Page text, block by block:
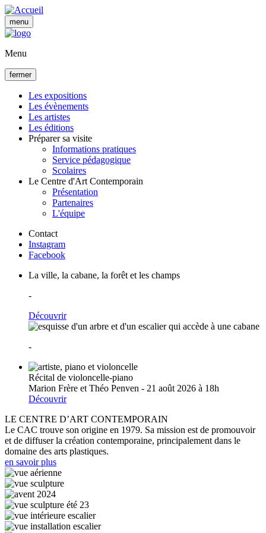
Aller
au
contenu
menu
Menu
fermer
Navigation
principale
Les expositions
Les évènements
Les artistes
Les éditions
Préparer sa visite
Informations pratiques
Service pédagogique
Scolaires
Le Centre d'Art Contemporain
Présentation
Partenaires
L'équipe
Contact
Instagram
Facebook
La ville, la cabane, la forêt et les champs
-
Découvrir
-
Récital de violoncelle-piano
Marion Frère et Théo Penven - 21 août 2026 à 18h
Découvrir
LE CENTRE D’ART CONTEMPORAIN
Le CAC trouve son origine en 1979. Sa mission est de promouvoir
et de diffuser la création contemporaine, principalement dans le
domaine des arts plastiques.
en savoir plus